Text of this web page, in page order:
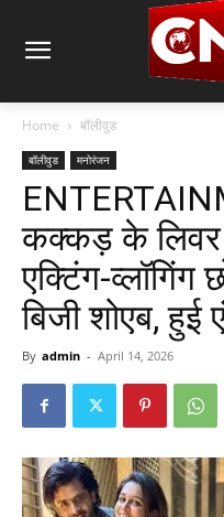
Home बॉलीवुड
बॉलीवुड मनोरंजन
कक्कड़ के लिवर
एक्टिंग-व्लॉगिंग
बिजी शोएब, हुई
By admin - April 14, 2026